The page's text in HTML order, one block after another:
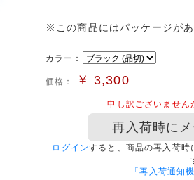
※この商品にはパッケージがあ
カラー：
価格： ￥ 3,300
申し訳ございません
再入荷時に
ログインすると、商品の再入荷時
「再入荷通知